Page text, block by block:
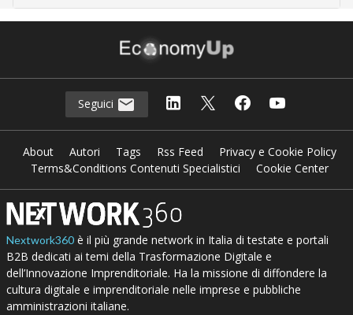
Seguici
About Autori Tags Rss Feed
Privacy e Cookie Policy
Terms&Conditions Contenuti Specialistici
Cookie Center
Nextwork360è il più grande network in Italia di testate e portali
B2B dedicati ai temi della Trasformazione Digitale e
dell’Innovazione Imprenditoriale. Ha la missione di diffondere la
cultura digitale e imprenditoriale nelle imprese e pubbliche
amministrazioni italiane.